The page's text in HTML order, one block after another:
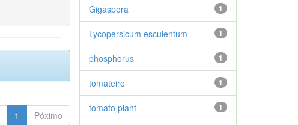
1 Póximo
1
Gigaspora
1
Lycopersicum esculentum
1
phosphorus
1
tomateiro
1
tomato plant